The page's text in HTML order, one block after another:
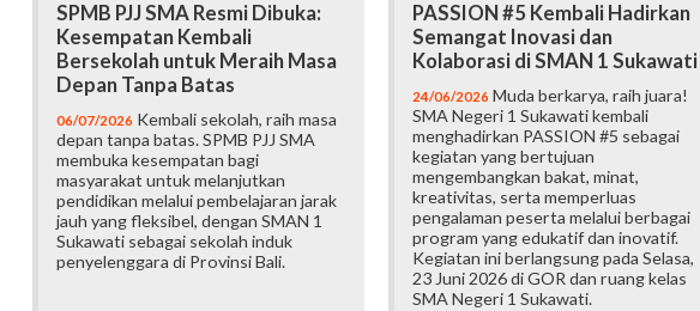
SPMB PJJ SMA Resmi Dibuka:
Kesempatan Kembali
Bersekolah untuk Meraih Masa
Depan Tanpa Batas
06/07/2026 Kembali sekolah, raih masa
depan tanpa batas. SPMB PJJ SMA
membuka kesempatan bagi
masyarakat untuk melanjutkan
pendidikan melalui pembelajaran jarak
jauh yang fleksibel, dengan SMAN 1
Sukawati sebagai sekolah induk
penyelenggara di Provinsi Bali.
PASSION #5 Kembali Hadirkan
Semangat Inovasi dan
Kolaborasi di SMAN 1 Sukawati
24/06/2026 Muda berkarya, raih juara!
SMA Negeri 1 Sukawati kembali
menghadirkan PASSION #5 sebagai
kegiatan yang bertujuan
mengembangkan bakat, minat,
kreativitas, serta memperluas
pengalaman peserta melalui berbagai
program yang edukatif dan inovatif.
Kegiatan ini berlangsung pada Selasa,
23 Juni 2026 di GOR dan ruang kelas
SMA Negeri 1 Sukawati.